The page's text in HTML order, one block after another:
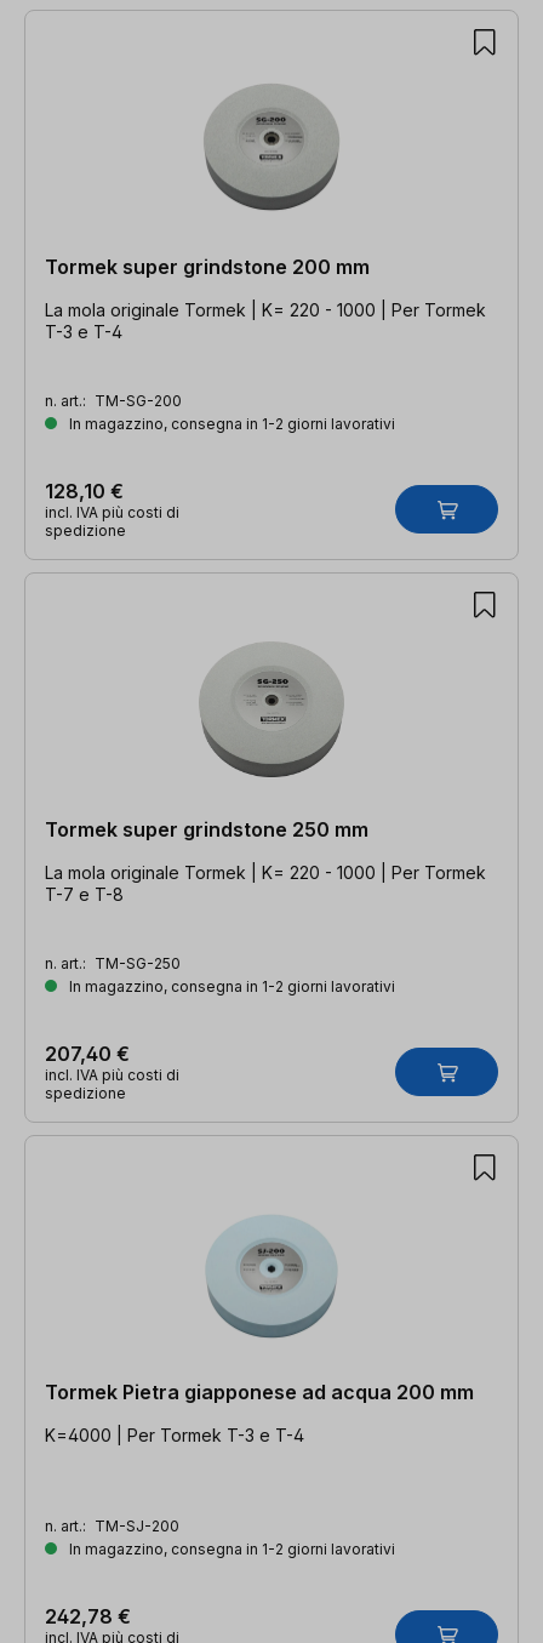
Tormek super grindstone 200 mm
La mola originale Tormek | K= 220 - 1000 | Per Tormek
T-3 e T-4
n. art.: TM-SG-200
In magazzino, consegna in 1-2 giorni lavorativi
128,10 €
incl. IVA più costi di
spedizione
Tormek super grindstone 250 mm
La mola originale Tormek | K= 220 - 1000 | Per Tormek
T-7 e T-8
n. art.: TM-SG-250
In magazzino, consegna in 1-2 giorni lavorativi
207,40 €
incl. IVA più costi di
spedizione
Tormek Pietra giapponese ad acqua 200 mm
K=4000 | Per Tormek T-3 e T-4
n. art.: TM-SJ-200
In magazzino, consegna in 1-2 giorni lavorativi
242,78 €
incl. IVA più costi di